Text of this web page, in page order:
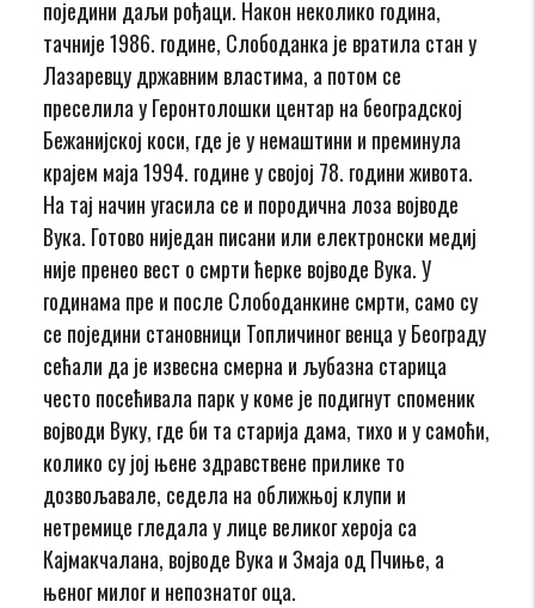
поједини даљи рођаци. Након неколико година,
тачније 1986. године, Слободанка је вратила стан у
Лазаревцу државним властима, а потом се
преселила у Геронтолошки центар на београдској
Бежанијској коси, где је у немаштини и преминула
крајем маја 1994. године у својој 78. години живота.
На тај начин угасила се и породична лоза војводе
Вука. Готово ниједан писани или електронски медиј
није пренео вест о смрти ћерке војводе Вука. У
годинама пре и после Слободанкине смрти, само су
се поједини становници Топличиног венца у Београду
сећали да је извесна смерна и љубазна старица
често посећивала парк у коме је подигнут споменик
војводи Вуку, где би та старија дама, тихо и у самоћи,
колико су јој њене здравствене прилике то
дозвољавале, седела на оближњој клупи и
нетремице гледала у лице великог хероја са
Кајмакчалана, војводе Вука и Змаја од Пчиње, а
њеног милог и непознатог оца.